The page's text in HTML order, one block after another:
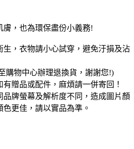
，也為環保盡份小義務!
，衣物請小心試穿，避免汙損及沾
購物中心辦理退換貨，謝謝您!)
贈品或配件，麻煩請一併寄回！
牌螢幕及解析度不同，造成圖片顏
更佳，請以實品為準。